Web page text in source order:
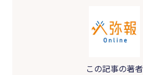
この記事の著者